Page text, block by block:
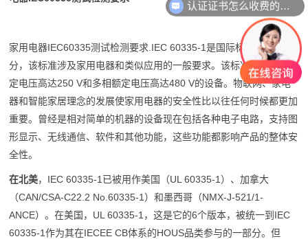
家⽤电器IEC60335测试检测要求.IEC 60335-1是国际标准的第1部
分，该标准涉及家⽤电器和类似应⽤的⼀般要求。该标准涵盖单相额
定电压⾼达250 V和多相额定电压⾼达480 V的设备。物联网、家电
器和智能家居理念的发展使家⽤电器的安全性⽐以往任何时候都更加
重要。曾经是相对简单的机器的设备现在包括各种电⼦电路，⽀持图
形显⽰、⽆线通信、软件和其他功能，这些功能都影响产品的整体安
全性。
在北美，IEC 60335-1已被⽤作美国（UL 60335-1）、加拿⼤
（CAN/CSA-C22.2 No.60335-1）和墨西哥（NMX-J-521/1-
ANCE）。在美国，UL 60335-1，这是它的6个版本，被统⼀到IEC
60335-1作为其在IECEE CB体系的HOUS品类参与的⼀部分。但